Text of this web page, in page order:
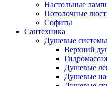
Настольные
Потолочные
Софиты
Сантехника
Душевые системы
Верхний
Душевые
Душевые